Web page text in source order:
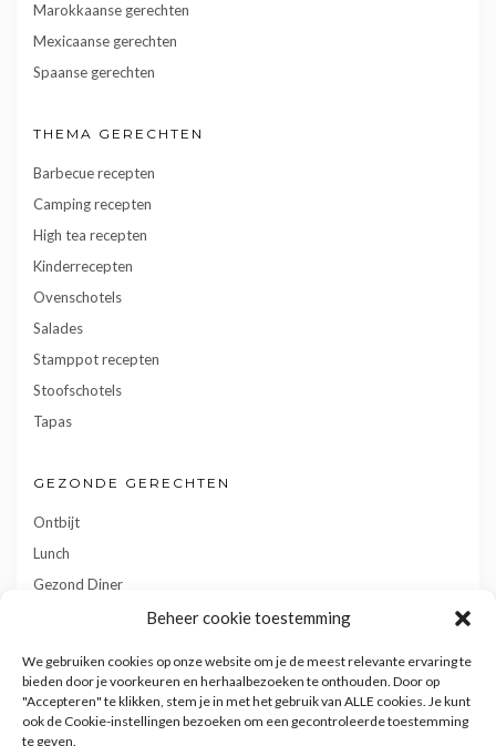
Beheer cookie toestemming
We gebruiken cookies op onze website om je de meest relevante ervaring te
bieden door je voorkeuren en herhaalbezoeken te onthouden. Door op
"Accepteren" te klikken, stem je in met het gebruik van ALLE cookies. Je kunt
ook de Cookie-instellingen bezoeken om een gecontroleerde toestemming
te geven.
Marokkaanse gerechten
Mexicaanse gerechten
Spaanse gerechten
THEMA GERECHTEN
Barbecue recepten
Camping recepten
High tea recepten
Kinderrecepten
Ovenschotels
Salades
Stamppot recepten
Stoofschotels
Tapas
GEZONDE GERECHTEN
Ontbijt
Lunch
Gezond Diner
Gebak